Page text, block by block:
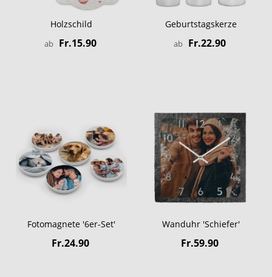
Holzschild
ab Fr.15.90
Geburtstagskerze
ab Fr.22.90
Fotomagnete '6er-Set'
Fr.24.90
Wanduhr 'Schiefer'
Fr.59.90